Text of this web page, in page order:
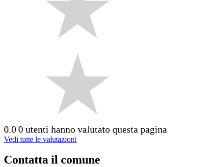
0.00 utenti hanno valutato questa pagina
Vedi tutte le valutazioni
Contatta il comune